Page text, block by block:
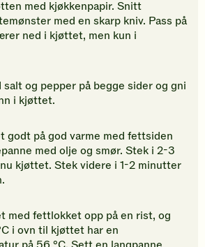
din
vurdering.
med kjøkkenpapir. Snitt
med en skarp kniv. Pass på
ned i kjøttet, men kun i
salt og pepper på begge sider og gni
i kjøttet.
godt på god varme med fettsiden
med olje og smør. Stek i 2-3
kjøttet. Stek videre i 1-2 minutter
med fettlokket opp på en rist, og
i ovn til kjøttet har en